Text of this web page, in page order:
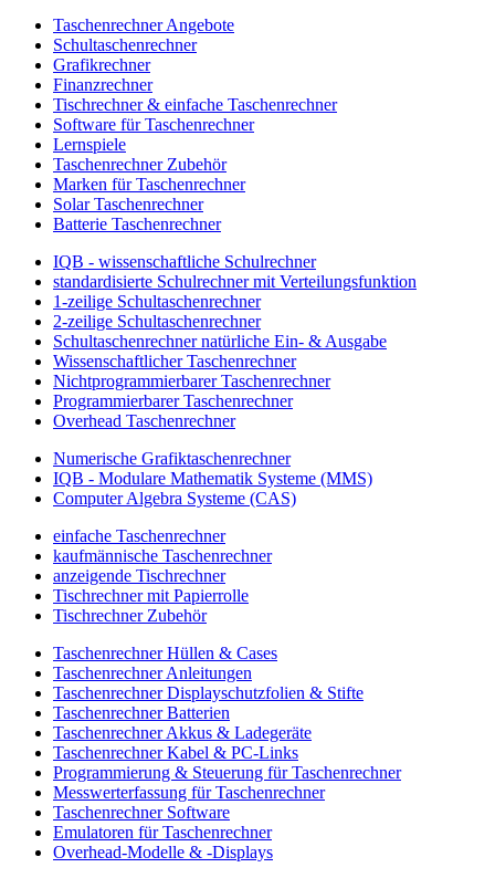
Taschenrechner Angebote
Schultaschenrechner
Grafikrechner
Finanzrechner
Tischrechner & einfache Taschenrechner
Software für Taschenrechner
Lernspiele
Taschenrechner Zubehör
Marken für Taschenrechner
Solar Taschenrechner
Batterie Taschenrechner
IQB - wissenschaftliche Schulrechner
standardisierte Schulrechner mit Verteilungsfunktion
1-zeilige Schultaschenrechner
2-zeilige Schultaschenrechner
Schultaschenrechner natürliche Ein- & Ausgabe
Wissenschaftlicher Taschenrechner
Nichtprogrammierbarer Taschenrechner
Programmierbarer Taschenrechner
Overhead Taschenrechner
Numerische Grafiktaschenrechner
IQB - Modulare Mathematik Systeme (MMS)
Computer Algebra Systeme (CAS)
einfache Taschenrechner
kaufmännische Taschenrechner
anzeigende Tischrechner
Tischrechner mit Papierrolle
Tischrechner Zubehör
Taschenrechner Hüllen & Cases
Taschenrechner Anleitungen
Taschenrechner Displayschutzfolien & Stifte
Taschenrechner Batterien
Taschenrechner Akkus & Ladegeräte
Taschenrechner Kabel & PC-Links
Programmierung & Steuerung für Taschenrechner
Messwerterfassung für Taschenrechner
Taschenrechner Software
Emulatoren für Taschenrechner
Overhead-Modelle & -Displays